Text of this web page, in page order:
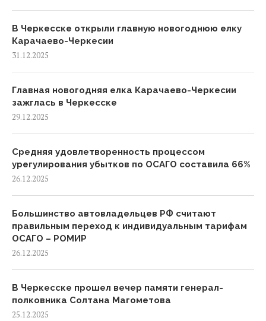
В Черкесске открыли главную новогоднюю елку
Карачаево-Черкесии
31.12.2025
Главная новогодняя елка Карачаево-Черкесии
зажглась в Черкесске
29.12.2025
Средняя удовлетворенность процессом
урегулирования убытков по ОСАГО составила 66%
26.12.2025
Большинство автовладельцев РФ считают
правильным переход к индивидуальным тарифам
ОСАГО – РОМИР
26.12.2025
В Черкесске прошел вечер памяти генерал-
полковника Солтана Магометова
25.12.2025